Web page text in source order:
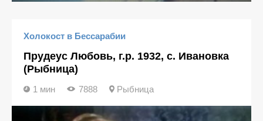
Холокост в Бессарабии
Прудеус Любовь, г.р. 1932, с. Ивановка
(Рыбница)
1 мин 7888 Рыбница